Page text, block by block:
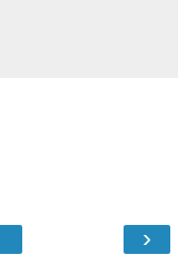
›